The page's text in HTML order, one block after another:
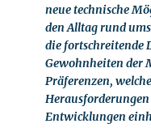
neue technische
den Alltag rund
die fortschreitende
Gewohnheiten der
Präferenzen,
Entwicklungen